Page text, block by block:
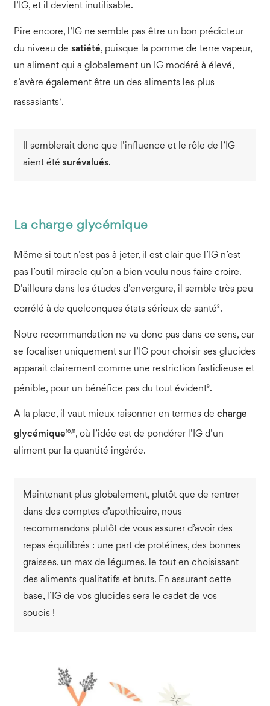
l’IG, et il devient inutilisable.
Pire encore, l’IG ne semble pas être un bon prédicteur
du niveau de satiété, puisque la pomme de terre vapeur,
un aliment qui a globalement un IG modéré à élevé,
s’avère également être un des aliments les plus
rassasiants7.
Il semblerait donc que l’influence et le rôle de l’IG
aient été surévalués.
La charge glycémique
Même si tout n’est pas à jeter, il est clair que l’IG n’est
pas l’outil miracle qu’on a bien voulu nous faire croire.
D’ailleurs dans les études d’envergure, il semble très peu
corrélé à de quelconques états sérieux de santé8.
Notre recommandation ne va donc pas dans ce sens, car
se focaliser uniquement sur l’IG pour choisir ses glucides
apparait clairement comme une restriction fastidieuse et
pénible, pour un bénéfice pas du tout évident9.
A la place, il vaut mieux raisonner en termes de charge
glycémique10,11, où l’idée est de pondérer l’IG d’un
aliment par la quantité ingérée.
Maintenant plus globalement, plutôt que de rentrer
dans des comptes d’apothicaire, nous
recommandons plutôt de vous assurer d’avoir des
repas équilibrés : une part de protéines, des bonnes
graisses, un max de légumes, le tout en choisissant
des aliments qualitatifs et bruts. En assurant cette
base, l’IG de vos glucides sera le cadet de vos
soucis !